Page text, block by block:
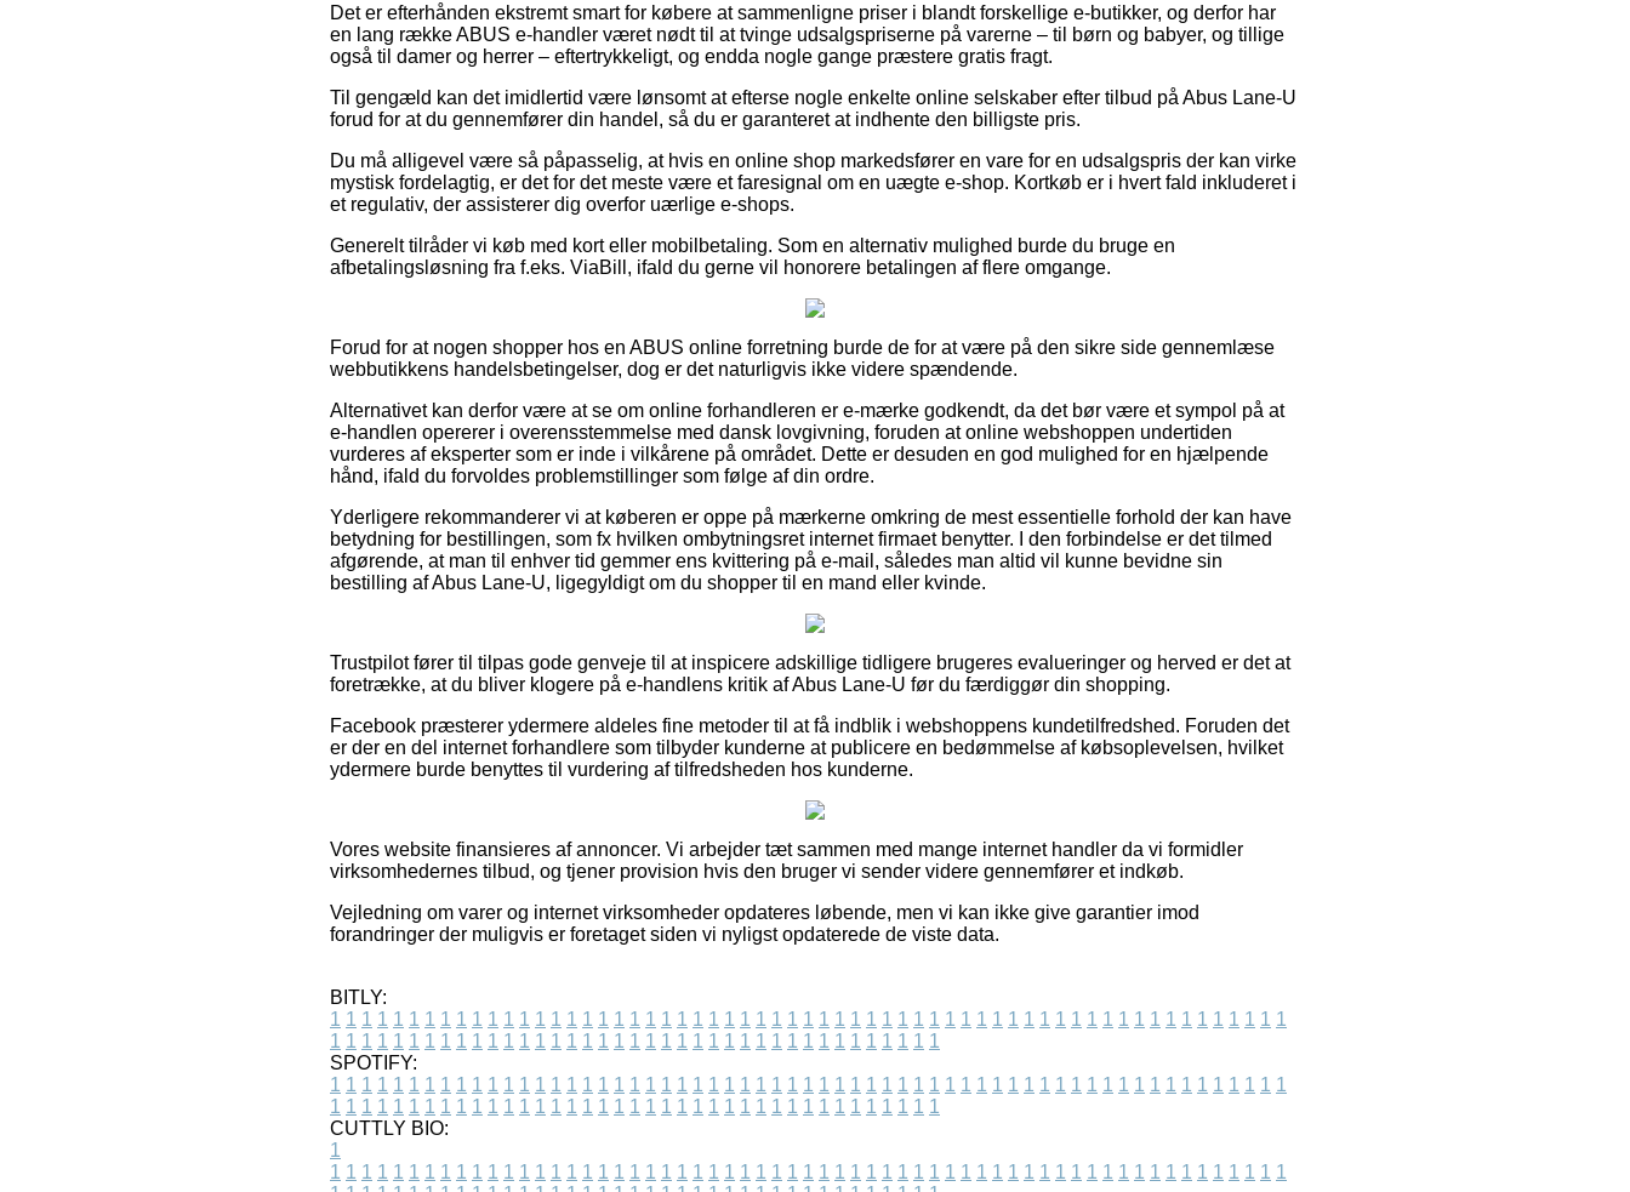
Det er efterhånden ekstremt smart for købere at sammenligne priser i blandt forskellige e-butikker, og derfor har
en lang række ABUS e-handler været nødt til at tvinge udsalgspriserne på varerne – til børn og babyer, og tillige
også til damer og herrer – eftertrykkeligt, og endda nogle gange præstere gratis fragt.
Til gengæld kan det imidlertid være lønsomt at efterse nogle enkelte online selskaber efter tilbud på Abus Lane-U
forud for at du gennemfører din handel, så du er garanteret at indhente den billigste pris.
Du må alligevel være så påpasselig, at hvis en online shop markedsfører en vare for en udsalgspris der kan virke
mystisk fordelagtig, er det for det meste være et faresignal om en uægte e-shop. Kortkøb er i hvert fald inkluderet i
et regulativ, der assisterer dig overfor uærlige e-shops.
Generelt tilråder vi køb med kort eller mobilbetaling. Som en alternativ mulighed burde du bruge en
afbetalingsløsning fra f.eks. ViaBill, ifald du gerne vil honorere betalingen af flere omgange.
Forud for at nogen shopper hos en ABUS online forretning burde de for at være på den sikre side gennemlæse
webbutikkens handelsbetingelser, dog er det naturligvis ikke videre spændende.
Alternativet kan derfor være at se om online forhandleren er e-mærke godkendt, da det bør være et sympol på at
e-handlen opererer i overensstemmelse med dansk lovgivning, foruden at online webshoppen undertiden
vurderes af eksperter som er inde i vilkårene på området. Dette er desuden en god mulighed for en hjælpende
hånd, ifald du forvoldes problemstillinger som følge af din ordre.
Yderligere rekommanderer vi at køberen er oppe på mærkerne omkring de mest essentielle forhold der kan have
betydning for bestillingen, som fx hvilken ombytningsret internet firmaet benytter. I den forbindelse er det tilmed
afgørende, at man til enhver tid gemmer ens kvittering på e-mail, således man altid vil kunne bevidne sin
bestilling af Abus Lane-U, ligegyldigt om du shopper til en mand eller kvinde.
Trustpilot fører til tilpas gode genveje til at inspicere adskillige tidligere brugeres evalueringer og herved er det at
foretrække, at du bliver klogere på e-handlens kritik af Abus Lane-U før du færdiggør din shopping.
Facebook præsterer ydermere aldeles fine metoder til at få indblik i webshoppens kundetilfredshed. Foruden det
er der en del internet forhandlere som tilbyder kunderne at publicere en bedømmelse af købsoplevelsen, hvilket
ydermere burde benyttes til vurdering af tilfredsheden hos kunderne.
Vores website finansieres af annoncer. Vi arbejder tæt sammen med mange internet handler da vi formidler
virksomhedernes tilbud, og tjener provision hvis den bruger vi sender videre gennemfører et indkøb.
Vejledning om varer og internet virksomheder opdateres løbende, men vi kan ikke give garantier imod
forandringer der muligvis er foretaget siden vi nyligst opdaterede de viste data.
BITLY:
1 1 1 1 1 1 1 1 1 1 1 1 1 1 1 1 1 1 1 1 1 1 1 1 1 1 1 1 1 1 1 1 1 1 1 1 1 1 1 1 1 1 1 1 1 1 1 1 1 1 1 1 1 1 1 1 1 1 1 1 1
1 1 1 1 1 1 1 1 1 1 1 1 1 1 1 1 1 1 1 1 1 1 1 1 1 1 1 1 1 1 1 1 1 1 1 1 1 1 1
SPOTIFY:
1 1 1 1 1 1 1 1 1 1 1 1 1 1 1 1 1 1 1 1 1 1 1 1 1 1 1 1 1 1 1 1 1 1 1 1 1 1 1 1 1 1 1 1 1 1 1 1 1 1 1 1 1 1 1 1 1 1 1 1 1
1 1 1 1 1 1 1 1 1 1 1 1 1 1 1 1 1 1 1 1 1 1 1 1 1 1 1 1 1 1 1 1 1 1 1 1 1 1 1
CUTTLY BIO:
1
1 1 1 1 1 1 1 1 1 1 1 1 1 1 1 1 1 1 1 1 1 1 1 1 1 1 1 1 1 1 1 1 1 1 1 1 1 1 1 1 1 1 1 1 1 1 1 1 1 1 1 1 1 1 1 1 1 1 1 1 1